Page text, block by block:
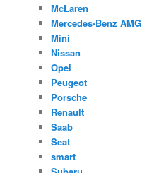
McLaren
Mercedes-Benz AMG
Mini
Nissan
Opel
Peugeot
Porsche
Renault
Saab
Seat
smart